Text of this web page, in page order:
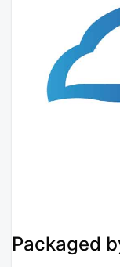
Packaged